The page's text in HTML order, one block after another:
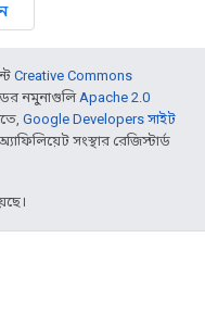
Creative Commons
নমুনাগুলিApache 2.0
Google Developers সাইট
সংস্থার রেজিস্টার্ড